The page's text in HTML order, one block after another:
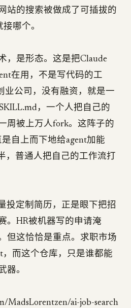
站的搜索被做成了可插拔的
哪个。
，是形态。这是把Claude
在用，不是写代码的工
业公司，没有融资，就是一
，一个人把自己的
周被上万人fork。这阵子的
自上而下地给agent加能
，普通人把自己的工作流打
投定制简历，正是眼下把招
。HR被机器写的申请淹
但这恰恰是重点。求职市场
，而这个仓库，只是谁都能
器。
MadsLorentzen/ai-job-search